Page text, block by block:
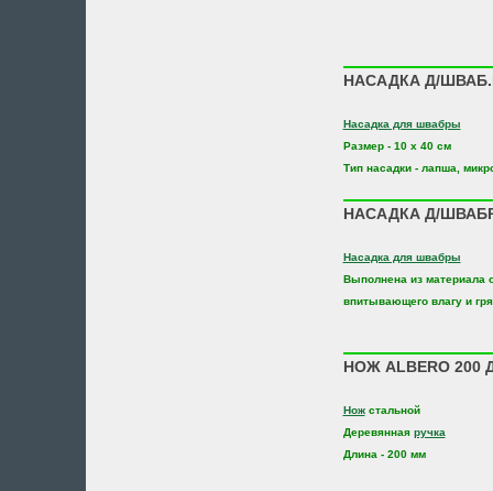
НАСАДКА Д/
Насадка для швабры
Размер - 10 х 40 см
Тип насадки - лапша,
НАСАДКА Д/
Насадка для швабры
Выполнена из материала
впитывающего влагу и
НОЖ ALBERO 200
Ножстальной
Деревянная ручка
Длина - 200 мм